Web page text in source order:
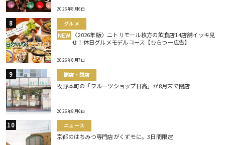
2026年8月6日
グルメ
NEW 〈2026年版〉ニトリモール枚方の飲食店14店舗イッキ見
せ！休日グルメモデルコース【ひらつー広告】
2026年8月7日
開店・閉店
牧野本町の「フルーツショップ日高」が8月末で閉店
2026年8月6日
ニュース
京都のはちみつ専門店がくずモに。3日間限定